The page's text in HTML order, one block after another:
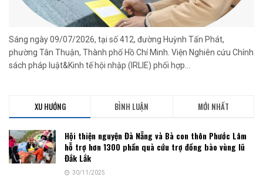
Sáng ngày 09/07/2026, tại số 412, đường Huỳnh Tấn Phát,
phường Tân Thuận, Thành phố Hồ Chí Minh. Viện Nghiên cứu Chính
sách pháp luật&Kinh tế hội nhập (IRLIE) phối hợp...
XU HƯỚNG BÌNH LUẬN MỚI NHẤT
Hội thiện nguyện Đà Nẵng và Bà con thôn Phước Lâm
hỗ trợ hơn 1300 phần quà cứu trợ đồng bào vùng lũ
Đắk Lắk
30/11/2025